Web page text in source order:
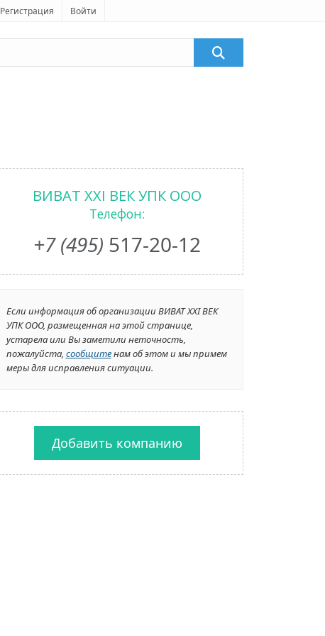
Регистрация Войти
ВИВАТ XXI ВЕК УПК ООО
Телефон:
+7 (495) 517-20-12
Если информация об организации ВИВАТ XXI ВЕК
УПК ООО, размещенная на этой странице,
устарела или Вы заметили неточность,
пожалуйста, сообщитенам об этом и мы примем
меры для исправления ситуации.
Добавить компанию